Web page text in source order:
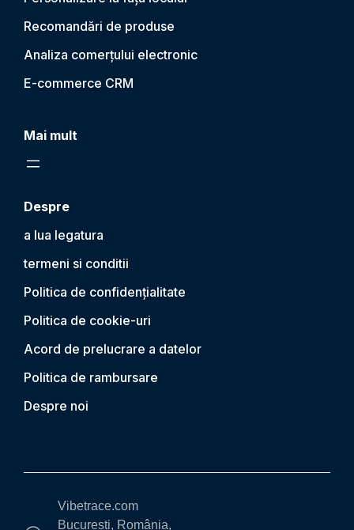
Recomandări de produse
Analiza comerțului electronic
E-commerce CRM
Mai mult
Despre
a lua legatura
termeni si conditii
Politica de confidențialitate
Politica de cookie-uri
Acord de prelucrare a datelor
Politica de rambursare
Despre noi
Vibetrace.com
București, România,